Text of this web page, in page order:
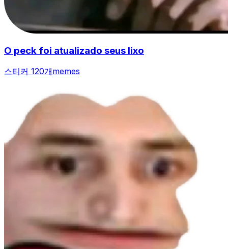
O peck foi atualizado seus lixo
스티커 120개memes